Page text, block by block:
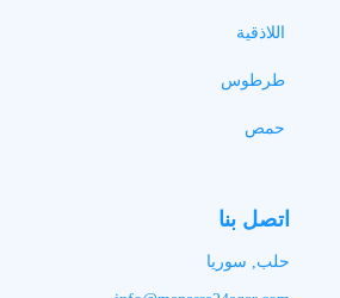
اللاذقية
طرطوس
حمص
اتصل بنا
حلب, سوريا